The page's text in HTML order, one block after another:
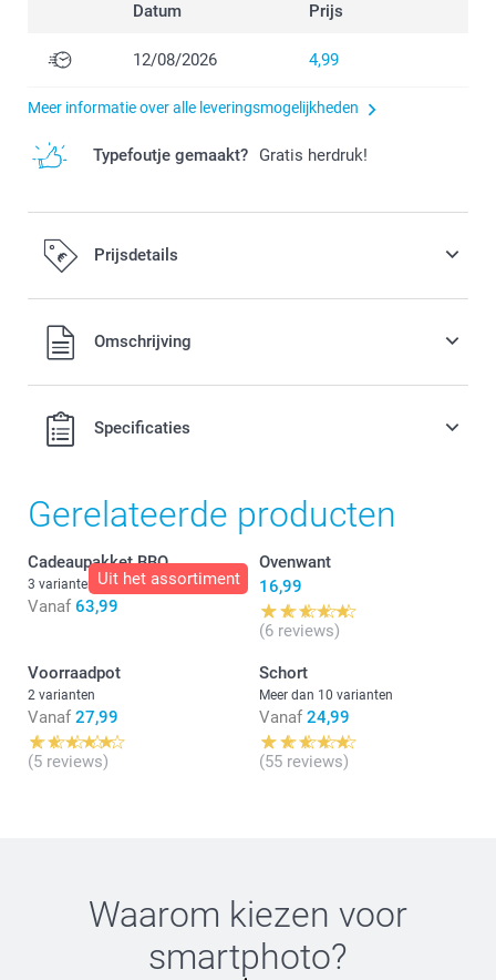
Datum Prijs
12/08/2026 4,99
Meer informatie over alle leveringsmogelijkheden
Typefoutje gemaakt? Gratis herdruk!
Prijsdetails
Alle prijzen zijn in EURO (€) inclusief BTW en exclusief
verzendkosten.Omschrijving
Specificaties
Gerelateerde producten
Uit het assortiment
Cadeaupakket BBQ
3 varianten
Vanaf 63,99
Ovenwant
16,99
(6 reviews)
Voorraadpot
2 varianten
Vanaf 27,99
(5 reviews)
Schort
Meer dan 10 varianten
Vanaf 24,99
(55 reviews)
Waarom kiezen voor
smartphoto?